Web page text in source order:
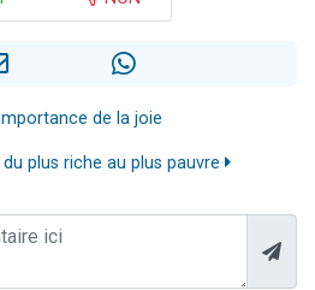
de la joie
plus riche au plus pauvre